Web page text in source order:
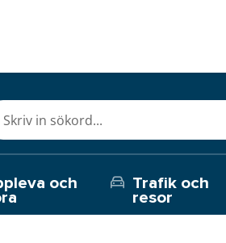
och Trafik och
resor